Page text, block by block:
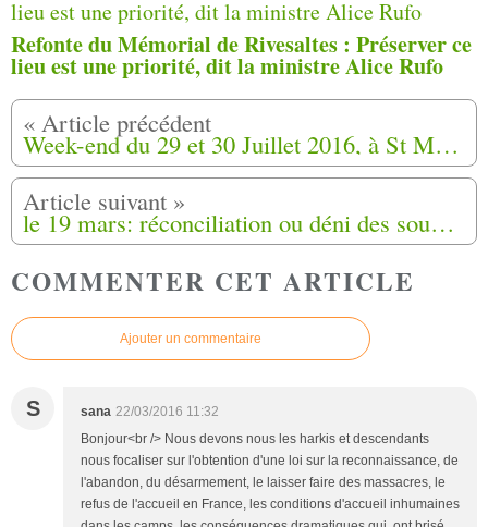
Refonte du Mémorial de Rivesaltes : Préserver ce
lieu est une priorité, dit la ministre Alice Rufo
Week-end du 29 et 30 Juillet 2016, à St Maurice l’Ardoise (30) sous le signe du recueillement et du souvenir (1)
le 19 mars: réconciliation ou déni des souffrances ( Var -matin) 19-03-2016
COMMENTER CET ARTICLE
Ajouter un commentaire
S sana 22/03/2016 11:32
Bonjour<br /> Nous devons nous les harkis et descendants
nous focaliser sur l'obtention d'une loi sur la reconnaissance, de
l'abandon, du désarmement, le laisser faire des massacres, le
refus de l'accueil en France, les conditions d'accueil inhumaines